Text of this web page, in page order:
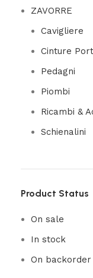
ZAVORRE
Cavigliere
Cinture
Pedagni
Piombi
Ricambi &
Schienalini
Product Status
On sale
In stock
On backorder